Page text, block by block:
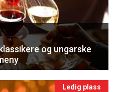
og ungarske
Ledig plass